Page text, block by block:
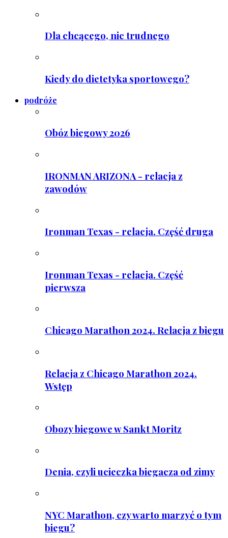
Dla chcącego, nic trudnego
Kiedy do dietetyka sportowego?
podróże
Obóz biegowy 2026
IRONMAN ARIZONA - relacja z
zawodów
Ironman Texas - relacja. Część druga
Ironman Texas - relacja. Część
pierwsza
Chicago Marathon 2024. Relacja z biegu
Relacja z Chicago Marathon 2024.
Wstęp
Obozy biegowe w Sankt Moritz
Denia, czyli ucieczka biegacza od zimy
NYC Marathon, czy warto marzyć o tym
biegu?